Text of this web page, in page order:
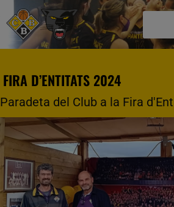
FIRA D’ENTITATS 2024
Paradeta del Club a la Fira